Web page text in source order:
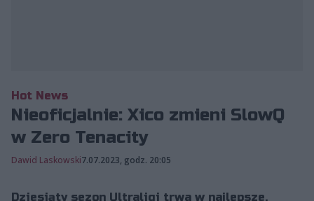
Hot News
Nieoficjalnie: Xico zmieni SlowQ
w Zero Tenacity
Dawid Laskowski7.07.2023, godz. 20:05
Dziesiąty sezon Ultraligi trwa w najlepsze.